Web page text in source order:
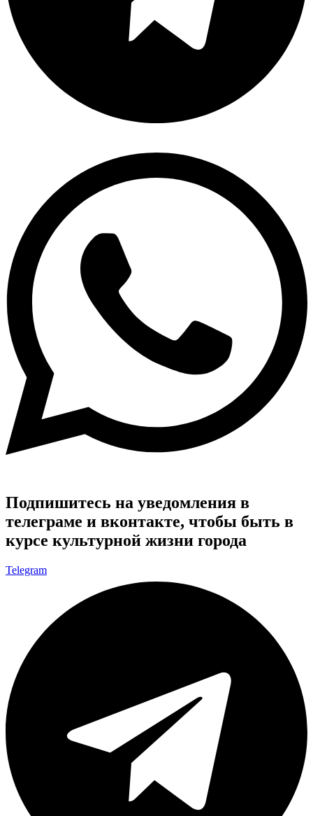
Подпишитесь на уведомления в
телеграме и вконтакте, чтобы быть в
курсе культурной жизни города
Telegram